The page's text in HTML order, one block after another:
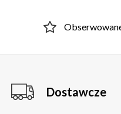
Dostawcze